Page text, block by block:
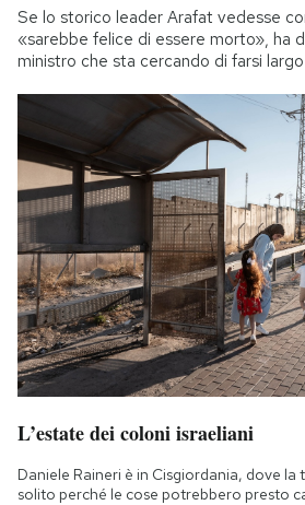
Se lo storico leader Arafat vedesse
«sarebbe felice di essere morto», ha
ministro che sta cercando di farsi largo
L’estate dei coloni israeliani
Daniele Raineri è in Cisgiordania, dove la
solito perché le cose potrebbero presto